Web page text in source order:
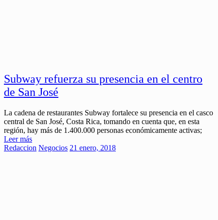
Subway refuerza su presencia en el centro
de San José
La cadena de restaurantes Subway fortalece su presencia en el casco
central de San José, Costa Rica, tomando en cuenta que, en esta
región, hay más de 1.400.000 personas económicamente activas;
Leer más
Redaccion Negocios 21 enero, 2018